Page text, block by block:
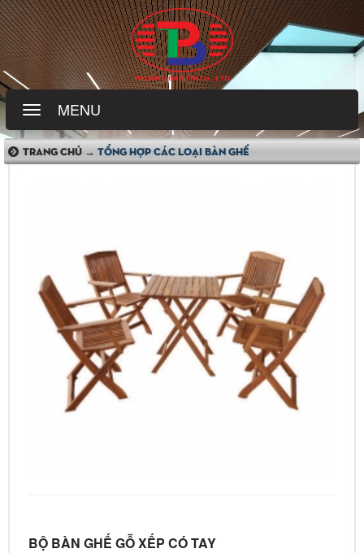
MENU
TRANG CHỦ → TỔNG HỢP CÁC LOẠI BÀN GHẾ
BỘ BÀN GHẾ GỖ XẾP CÓ TAY